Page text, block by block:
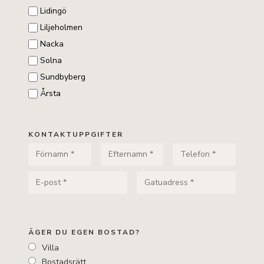
Lidingö
Liljeholmen
Nacka
Solna
Sundbyberg
Årsta
KONTAKTUPPGIFTER
ÄGER DU EGEN BOSTAD?
Villa
Bostadsrätt